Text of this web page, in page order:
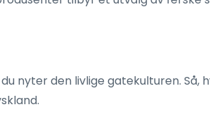
nyter den livlige gatekulturen. Så,